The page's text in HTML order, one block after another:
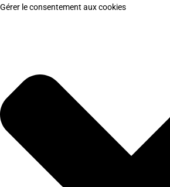
Gérer le consentement aux cookies